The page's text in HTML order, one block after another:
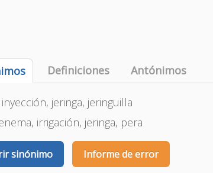
Definiciones Antónimos
jeringa, jeringuilla
irrigación, jeringa, pera
sinónimo Informe de error